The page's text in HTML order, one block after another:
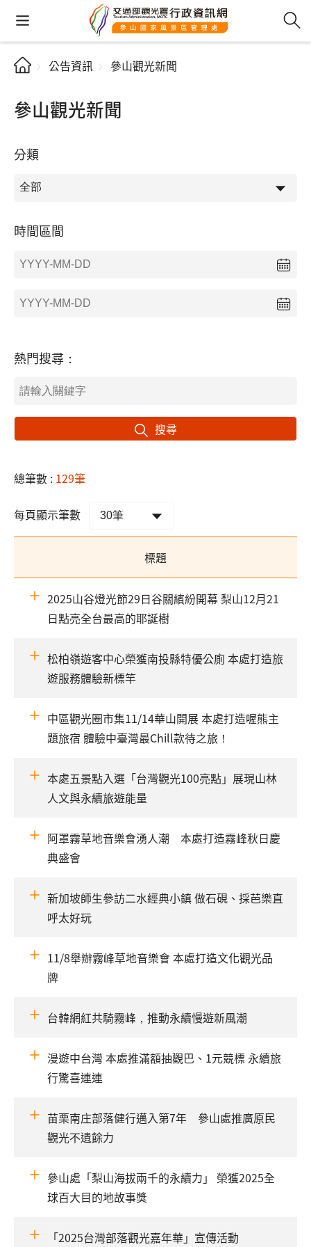
公告資訊 參山觀光新聞
參山觀光新聞
分類
時間區間
熱門搜尋：
搜尋
總筆數 : 129筆
每頁顯示筆數
標題
2025山谷燈光節29日谷關繽紛開幕 梨山12月21
日點亮全台最高的耶誕樹
松柏嶺遊客中心榮獲南投縣特優公廁 本處打造旅
遊服務體驗新標竿
中區觀光圈市集11/14華山開展 本處打造喔熊主
題旅宿 體驗中臺灣最Chill款待之旅！
本處五景點入選「台灣觀光100亮點」展現山林
人文與永續旅遊能量
阿罩霧草地音樂會湧人潮 本處打造霧峰秋日慶
典盛會
新加坡師生參訪二水經典小鎮 做石硯、採芭樂直
呼太好玩
11/8舉辦霧峰草地音樂會 本處打造文化觀光品
牌
台韓網紅共騎霧峰，推動永續慢遊新風潮
漫遊中台灣 本處推滿額抽觀巴、1元競標 永續旅
行驚喜連連
苗栗南庄部落健行邁入第7年 參山處推廣原民
觀光不遺餘力
參山處「梨山海拔兩千的永續力」 榮獲2025全
球百大目的地故事獎
「2025台灣部落觀光嘉年華」宣傳活動